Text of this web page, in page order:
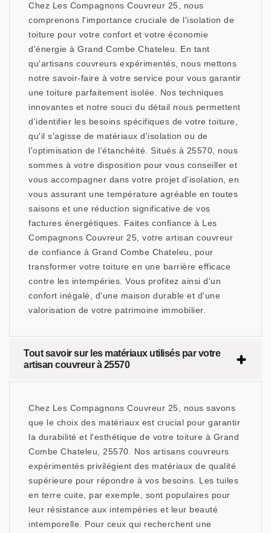
Chez Les Compagnons Couvreur 25, nous
comprenons l'importance cruciale de l'isolation de
toiture pour votre confort et votre économie
d'énergie à Grand Combe Chateleu. En tant
qu'artisans couvreurs expérimentés, nous mettons
notre savoir-faire à votre service pour vous garantir
une toiture parfaitement isolée. Nos techniques
innovantes et notre souci du détail nous permettent
d'identifier les besoins spécifiques de votre toiture,
qu'il s'agisse de matériaux d'isolation ou de
l'optimisation de l'étanchéité. Situés à 25570, nous
sommes à votre disposition pour vous conseiller et
vous accompagner dans votre projet d'isolation, en
vous assurant une température agréable en toutes
saisons et une réduction significative de vos
factures énergétiques. Faites confiance à Les
Compagnons Couvreur 25, votre artisan couvreur
de confiance à Grand Combe Chateleu, pour
transformer votre toiture en une barrière efficace
contre les intempéries. Vous profitez ainsi d'un
confort inégalé, d'une maison durable et d'une
valorisation de votre patrimoine immobilier.
Tout savoir sur les matériaux utilisés par votre
artisan couvreur à 25570
Chez Les Compagnons Couvreur 25, nous savons
que le choix des matériaux est crucial pour garantir
la durabilité et l'esthétique de votre toiture à Grand
Combe Chateleu, 25570. Nos artisans couvreurs
expérimentés privilégient des matériaux de qualité
supérieure pour répondre à vos besoins. Les tuiles
en terre cuite, par exemple, sont populaires pour
leur résistance aux intempéries et leur beauté
intemporelle. Pour ceux qui recherchent une